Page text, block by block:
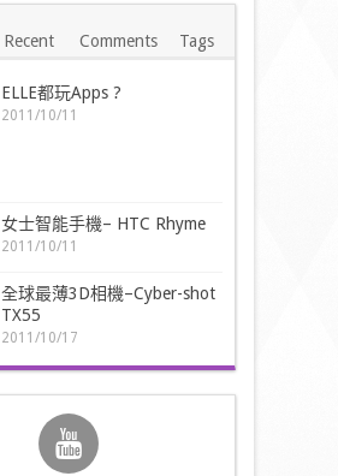
Recent Comments Tags
ELLE都玩Apps ?
2011/10/11
女士智能手機– HTC Rhyme
2011/10/11
全球最薄3D相機–Cyber-shot
TX55
2011/10/17